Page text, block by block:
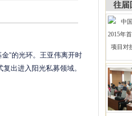
”的光环。王亚伟离开时
出进入阳光私募领域。
往届